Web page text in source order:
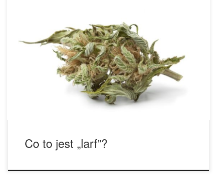
Co to jest „larf” i do czego służy? Larf, mimo że brzmi
zabawnie, jest terminem, którego niektórzy konsumenci
mogli nie słyszeć wcześniej. Jest to slangowe słowo, które
odnosi się do mniejszych, niedojrzałych pąków, które nie
osiągnęły jeszcze pełnego potencjału. Zwykle pąki te
ukazują się w formie mniejszych, niedojrzałych pąków, które
Co to jest „larf”?